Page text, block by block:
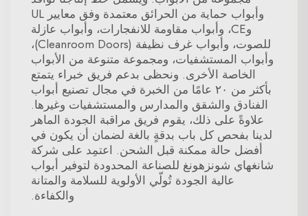
وأبواب حماية من الحرائق معتمدة وفق معايير UL
وCE، وأبواب مقاومة للانفجارات، وأبواب عازلة
للصوت، وأبواب غرف نظيفة (Cleanroom Doors)،
وأبواب المستشفيات، ومجموعة متنوعة من الأبواب
الخاصة الأخرى. ونحظى بدعم فريق خبراء يتمتع
بأكثر من ٢٠ عامًا من الخبرة في مجال تصنيع أبواب
الفنادق والشقق والمدارس والمستشفيات وغيرها.
علاوةً على ذلك، يقوم فريق مراقبة الجودة الماهر
لدينا بفحص كل باب بدقةٍ بالغة لضمان أن يكون في
أفضل حالة ممكنة قبل الشحن. اعتمِد على شركة
شانغهاي شونزهونغ للصناعة المحدودة لتوفير أبواب
عالية الجودة تُولّي الأولوية للسلامة والمتانة
والكفاءة.